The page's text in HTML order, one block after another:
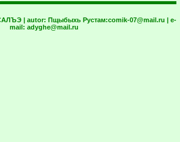
| autor: Пщыбыхь Рустам:comik-07@mail.ru | e-
mail: adyghe@mail.ru